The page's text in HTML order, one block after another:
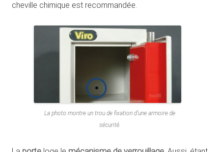
cheville chimique est recommandée.
La photo montre un trou de fixation d’une armoire de
sécurité.